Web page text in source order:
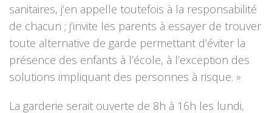
sanitaires, j’en appelle toutefois à la responsabilité
de chacun ; j’invite les parents à essayer de trouver
toute alternative de garde permettant d’éviter la
présence des enfants à l’école, à l’exception des
solutions impliquant des personnes à risque. »
La garderie serait ouverte de 8h à 16h les lundi,